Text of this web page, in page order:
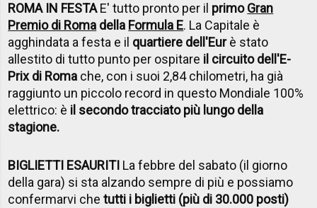
ROMA IN FESTAE' tutto pronto per il primoGran
Premio di Roma della Formula E. La Capitale è
agghindata a festa e il quartiere dell'Eurè stato
allestito di tutto punto per ospitare il circuito dell'E-
Prix di Roma che, con i suoi 2,84 chilometri, ha già
raggiunto un piccolo record in questo Mondiale 100%
elettrico: è il secondo tracciato più lungo della
stagione.
BIGLIETTI ESAURITI La febbre del sabato (il giorno
della gara) si sta alzando sempre di più e possiamo
confermarvi chetutti i biglietti (più di 30.000 posti)